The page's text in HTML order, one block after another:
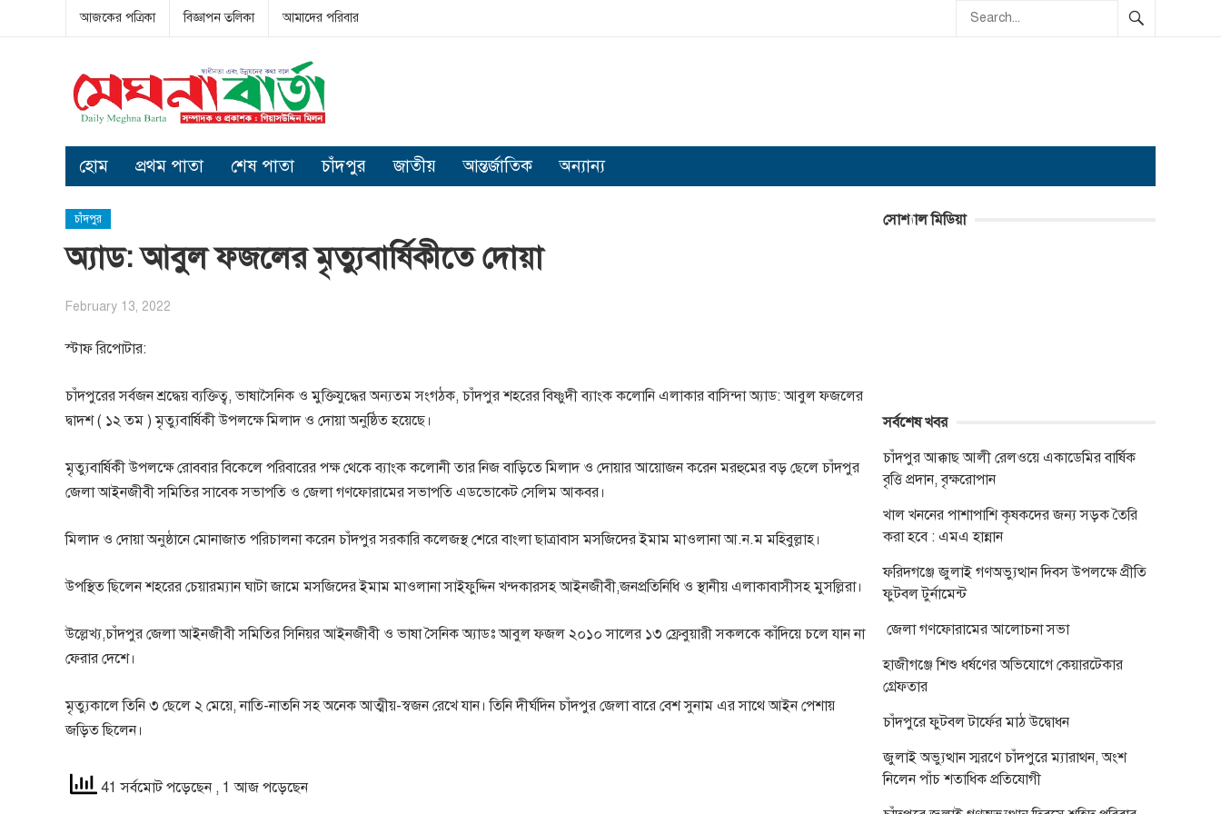
আজকের পত্রিকা বিজ্ঞাপন তলিকা আমাদের পরিবার
হোম প্রথম পাতা শেষ পাতা চাঁদপুর জাতীয় আন্তর্জাতিক অন্যান্য
চাঁদপুর
অ্যাড: আবুল ফজলের মৃত্যুবার্ষিকীতে দোয়া
February 13, 2022
স্টাফ রিপোটার:
চাঁদপুরের সর্বজন শ্রদ্ধেয় ব্যক্তিত্ব, ভাষাসৈনিক ও মুক্তিযুদ্ধের অন্যতম সংগঠক, চাঁদপুর শহরের বিষ্ণুদী ব্যাংক কলোনি এলাকার বাসিন্দা অ্যাড: আবুল ফজলের
দ্বাদশ ( ১২ তম ) মৃত্যুবার্ষিকী উপলক্ষে মিলাদ ও দোয়া অনুষ্ঠিত হয়েছে।
মৃত্যুবার্ষিকী উপলক্ষে রোববার বিকেলে পরিবারের পক্ষ থেকে ব্যাংক কলোনী তার নিজ বাড়িতে মিলাদ ও দোয়ার আয়োজন করেন মরহুমের বড় ছেলে চাঁদপুর
জেলা আইনজীবী সমিতির সাবেক সভাপতি ও জেলা গণফোরামের সভাপতি এডভোকেট সেলিম আকবর।
মিলাদ ও দোয়া অনুষ্ঠানে মোনাজাত পরিচালনা করেন চাঁদপুর সরকারি কলেজস্থ শেরে বাংলা ছাত্রাবাস মসজিদের ইমাম মাওলানা আ.ন.ম মহিবুল্লাহ।
উপস্থিত ছিলেন শহরের চেয়ারম্যান ঘাটা জামে মসজিদের ইমাম মাওলানা সাইফুদ্দিন খন্দকারসহ আইনজীবী,জনপ্রতিনিধি ও স্থানীয় এলাকাবাসীসহ মুসল্লিরা।
উল্লেখ্য,চাঁদপুর জেলা আইনজীবী সমিতির সিনিয়র আইনজীবী ও ভাষা সৈনিক অ্যাডঃ আবুল ফজল ২০১০ সালের ১৩ ফ্রেবুয়ারী সকলকে কাঁদিয়ে চলে যান না
ফেরার দেশে।
মৃত্যুকালে তিনি ৩ ছেলে ২ মেয়ে, নাতি-নাতনি সহ অনেক আত্মীয়-স্বজন রেখে যান। তিনি দীর্ঘদিন চাঁদপুর জেলা বারে বেশ সুনাম এর সাথে আইন পেশায়
জড়িত ছিলেন।
41 সর্বমোট পড়েছেন , 1 আজ পড়েছেন
সোশ্যাল মিডিয়া
সর্বশেষ খবর
চাঁদপুর আক্কাছ আলী রেলওয়ে একাডেমির বার্ষিক
বৃত্তি প্রদান, বৃক্ষরোপান
খাল খননের পাশাপাশি কৃষকদের জন্য সড়ক তৈরি
করা হবে : এমএ হান্নান
ফরিদগঞ্জে জুলাই গণঅভ্যুত্থান দিবস উপলক্ষে প্রীতি
ফুটবল টুর্নামেন্ট
জেলা গণফোরামের আলোচনা সভা
হাজীগঞ্জে শিশু ধর্ষণের অভিযোগে কেয়ারটেকার
গ্রেফতার
চাঁদপুরে ফুটবল টার্ফের মাঠ উদ্বোধন
জুলাই অভ্যুত্থান স্মরণে চাঁদপুরে ম্যারাথন, অংশ
নিলেন পাঁচ শতাধিক প্রতিযোগী